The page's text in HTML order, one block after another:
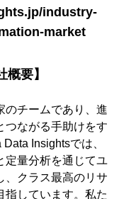
industry-
market
概要】
のチームであり、進
つながる手助けをす
Insightsでは、
定量分析を通じてユ
、クラス最高のリサ
指しています。私た